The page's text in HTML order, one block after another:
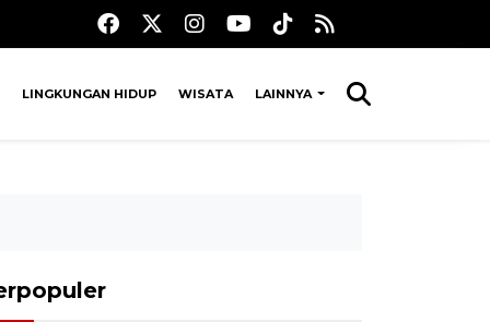
LINGKUNGAN HIDUP WISATA LAINNYA